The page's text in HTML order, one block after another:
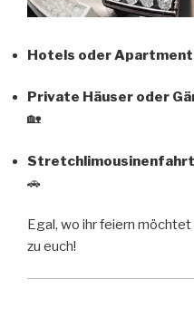
Hotels oder
Private Häuser oder
🏡
🚗
Egal, wo ihr feiern
zu euch!